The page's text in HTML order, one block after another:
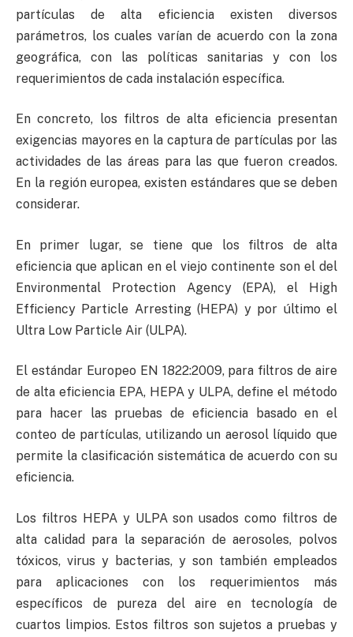
partículas de alta eficiencia existen diversos
parámetros, los cuales varían de acuerdo con la zona
geográfica, con las políticas sanitarias y con los
requerimientos de cada instalación específica.
En concreto, los filtros de alta eficiencia presentan
exigencias mayores en la captura de partículas por las
actividades de las áreas para las que fueron creados.
En la región europea, existen estándares que se deben
considerar.
En primer lugar, se tiene que los filtros de alta
eficiencia que aplican en el viejo continente son el del
Environmental Protection Agency (EPA), el High
Efficiency Particle Arresting (HEPA) y por último el
Ultra Low Particle Air (ULPA).
El estándar Europeo EN 1822:2009, para filtros de aire
de alta eficiencia EPA, HEPA y ULPA, define el método
para hacer las pruebas de eficiencia basado en el
conteo de partículas, utilizando un aerosol líquido que
permite la clasificación sistemática de acuerdo con su
eficiencia.
Los filtros HEPA y ULPA son usados como filtros de
alta calidad para la separación de aerosoles, polvos
tóxicos, virus y bacterias, y son también empleados
para aplicaciones con los requerimientos más
específicos de pureza del aire en tecnología de
cuartos limpios. Estos filtros son sujetos a pruebas y